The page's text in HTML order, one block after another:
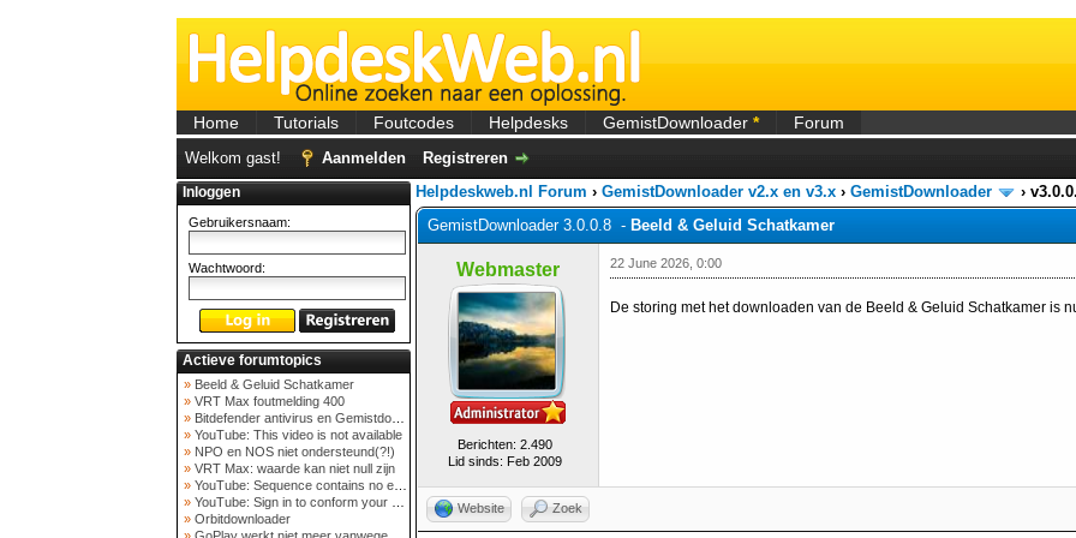
Home Tutorials Foutcodes Helpdesks GemistDownloader * Forum
Welkom gast! Aanmelden Registreren
Inloggen
Gebruikersnaam:
Wachtwoord:
Actieve forumtopics
» Beeld & Geluid Schatkamer
» VRT Max foutmelding 400
» Bitdefender antivirus en Gemistdowloader
» YouTube: This video is not available
» NPO en NOS niet ondersteund(?!)
» VRT Max: waarde kan niet null zijn
» YouTube: Sequence contains no elements
» YouTube: Sign in to conform your not a bot
» Orbitdownloader
Helpdeskweb.nl Forum › GemistDownloader v2.x en v3.x › GemistDownloader ›
GemistDownloader 3.0.0.8 - Beeld & Geluid Schatkamer
Webmaster
Berichten: 2.490
Lid sinds: Feb 2009
22 June 2026, 0:00
De storing met het downloaden van de Beeld & Geluid Schatkamer is
Website Zoek